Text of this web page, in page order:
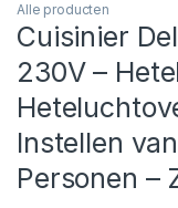
Alle producten
Cuisinier
230V –
Instellen
Personen –